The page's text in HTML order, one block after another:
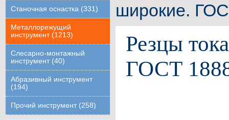
Станочная оснастка (331)
Металлорежущий
инструмент (1213)
Слесарно-монтажный
инструмент (40)
Абразивный инструмент
(194)
Прочий инструмент (258)
широкие.
Резцы
ГОСТ